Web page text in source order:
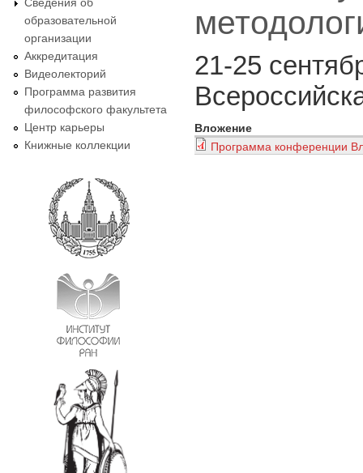
образовательной
организации
Аккредитация
Видеолекторий
Программа развития
философского факультета
Центр карьеры
Книжные коллекции
21-25
Вложение
Программа конференции